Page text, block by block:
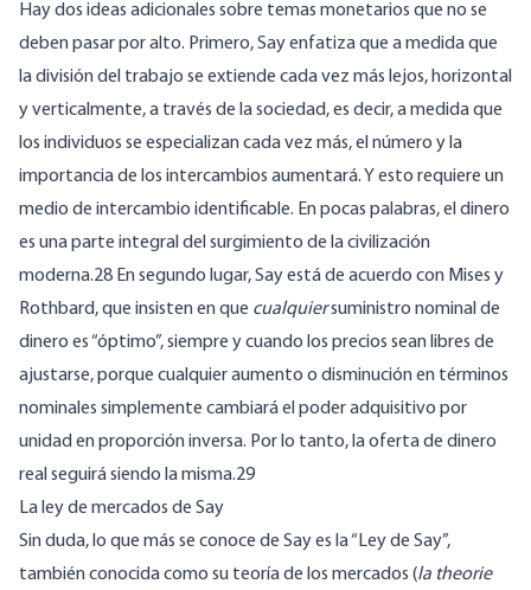
Hay dos ideas adicionales sobre temas monetarios que no se
deben pasar por alto. Primero, Say enfatiza que a medida que
la división del trabajo se extiende cada vez más lejos, horizontal
y verticalmente, a través de la sociedad, es decir, a medida que
los individuos se especializan cada vez más, el número y la
importancia de los intercambios aumentará. Y esto requiere un
medio de intercambio identificable. En pocas palabras, el dinero
es una parte integral del surgimiento de la civilización
moderna.28 En segundo lugar, Say está de acuerdo con Mises y
Rothbard, que insisten en que cualquiersuministro nominal de
dinero es “óptimo”, siempre y cuando los precios sean libres de
ajustarse, porque cualquier aumento o disminución en términos
nominales simplemente cambiará el poder adquisitivo por
unidad en proporción inversa. Por lo tanto, la oferta de dinero
real seguirá siendo la misma.29
La ley de mercados de Say
Sin duda, lo que más se conoce de Say es la “Ley de Say”,
también conocida como su teoría de los mercados (la theorie